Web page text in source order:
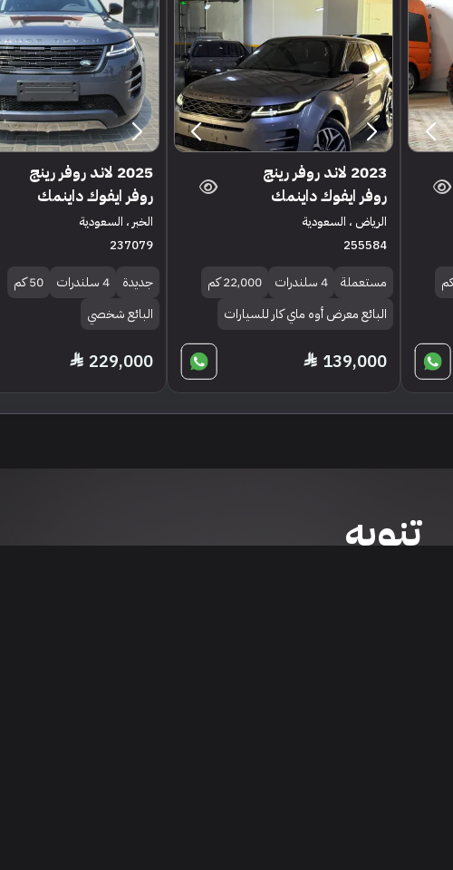
2023 لاند روفر رينج
روفر ايفوك داينمك
الرياض ، السعودية
255584
مستعملة 4 سلندرات
22,000 كم
البائع معرض أوه ماي كار للسيارات
139,000
2025 لاند روفر رينج
روفر ايفوك داينمك
الخبر ، السعودية
237079
جديدة 4 سلندرات
50 كم
البائع شخصي
229,000
تنويه